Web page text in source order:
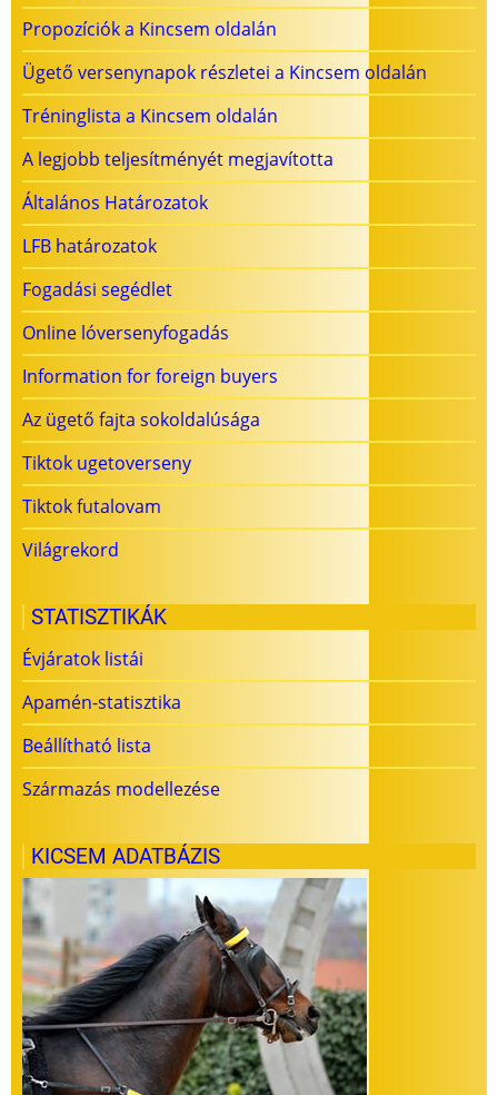
Propozíciók a Kincsem oldalán
Ügető versenynapok részletei a Kincsem oldalán
Tréninglista a Kincsem oldalán
A legjobb teljesítményét megjavította
Általános Határozatok
LFB határozatok
Fogadási segédlet
Online lóversenyfogadás
Information for foreign buyers
Az ügető fajta sokoldalúsága
Tiktok ugetoverseny
Tiktok futalovam
Világrekord
STATISZTIKÁK
Évjáratok listái
Apamén-statisztika
Beállítható lista
Származás modellezése
KICSEM ADATBÁZIS